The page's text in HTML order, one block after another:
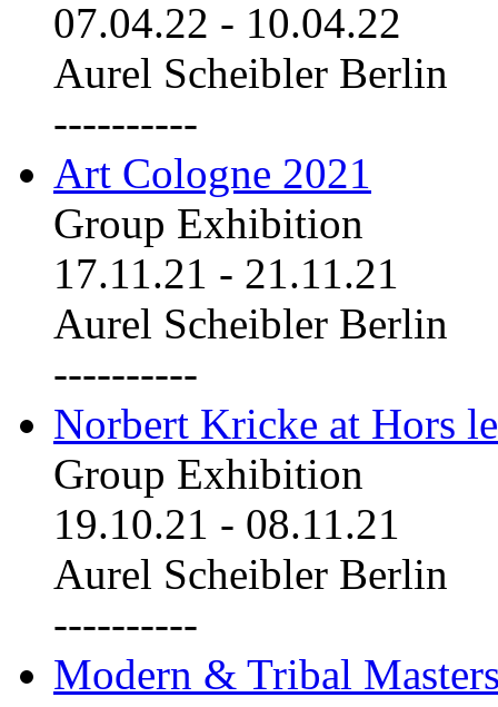
07.04.22 - 10.04.22
Aurel Scheibler Berlin
----------
Art Cologne 2021
Group Exhibition
17.11.21 - 21.11.21
Aurel Scheibler Berlin
----------
Norbert Kricke at Hors
Group Exhibition
19.10.21 - 08.11.21
Aurel Scheibler Berlin
----------
Modern & Tribal